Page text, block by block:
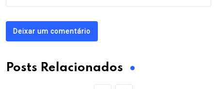
Deixar um comentário
Posts Relacionados